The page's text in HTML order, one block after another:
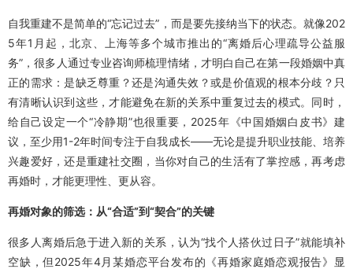
自我重建不是简单的“忘记过去”，而是要先接纳当下的状态。就像202
5年1月起，北京、上海等多个城市推出的“离婚后心理疏导公益服
务”，很多人通过专业咨询师梳理情绪，才明白自己在第一段婚姻中真
正的需求：是缺乏尊重？还是沟通失效？或是价值观的根本分歧？只
有清晰认识到这些，才能避免在新的关系中重复过去的模式。同时，
给自己设定一个“冷静期”也很重要，2025年《中国婚姻白皮书》建
议，至少用1-2年时间专注于自我成长——无论是提升职业技能、培养
兴趣爱好，还是重建社交圈，当你对自己的生活有了掌控感，再考虑
再婚时，才能更理性、更从容。
再婚对象的筛选：从“合适”到“契合”的关键
很多人离婚后急于进入新的关系，认为“找个人搭伙过日子”就能填补
空缺，但2025年4月某婚恋平台发布的《再婚家庭婚恋观报告》显